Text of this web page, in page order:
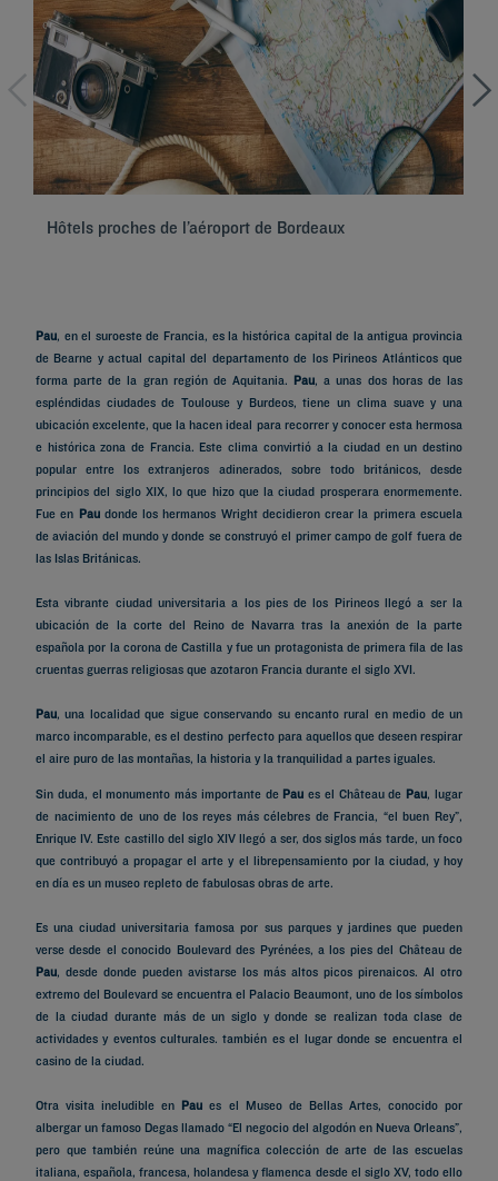
Hôtels proches de l’aéroport de Bordeaux
Pau, en el suroeste de Francia, es la histórica capital de la antigua provincia
de Bearne y actual capital del departamento de los Pirineos Atlánticos que
forma parte de la gran región de Aquitania. Pau, a unas dos horas de las
espléndidas ciudades de Toulouse y Burdeos, tiene un clima suave y una
ubicación excelente, que la hacen ideal para recorrer y conocer esta hermosa
e histórica zona de Francia. Este clima convirtió a la ciudad en un destino
popular entre los extranjeros adinerados, sobre todo británicos, desde
principios del siglo XIX, lo que hizo que la ciudad prosperara enormemente.
Fue en Paudonde los hermanos Wright decidieron crear la primera escuela
de aviación del mundo y donde se construyó el primer campo de golf fuera de
las Islas Británicas.
Esta vibrante ciudad universitaria a los pies de los Pirineos llegó a ser la
ubicación de la corte del Reino de Navarra tras la anexión de la parte
española por la corona de Castilla y fue un protagonista de primera fila de las
cruentas guerras religiosas que azotaron Francia durante el siglo XVI.
Pau, una localidad que sigue conservando su encanto rural en medio de un
marco incomparable, es el destino perfecto para aquellos que deseen respirar
el aire puro de las montañas, la historia y la tranquilidad a partes iguales.
Sin duda, el monumento más importante de Pau es el Château de Pau, lugar
de nacimiento de uno de los reyes más célebres de Francia, “el buen Rey”,
Enrique IV. Este castillo del siglo XIV llegó a ser, dos siglos más tarde, un foco
que contribuyó a propagar el arte y el librepensamiento por la ciudad, y hoy
en día es un museo repleto de fabulosas obras de arte.
Es una ciudad universitaria famosa por sus parques y jardines que pueden
verse desde el conocido Boulevard des Pyrénées, a los pies del Château de
Pau, desde donde pueden avistarse los más altos picos pirenaicos. Al otro
extremo del Boulevard se encuentra el Palacio Beaumont, uno de los símbolos
de la ciudad durante más de un siglo y donde se realizan toda clase de
actividades y eventos culturales. también es el lugar donde se encuentra el
casino de la ciudad.
Otra visita ineludible en Pau es el Museo de Bellas Artes, conocido por
albergar un famoso Degas llamado “El negocio del algodón en Nueva Orleans”,
pero que también reúne una magnífica colección de arte de las escuelas
italiana, española, francesa, holandesa y flamenca desde el siglo XV, todo ello